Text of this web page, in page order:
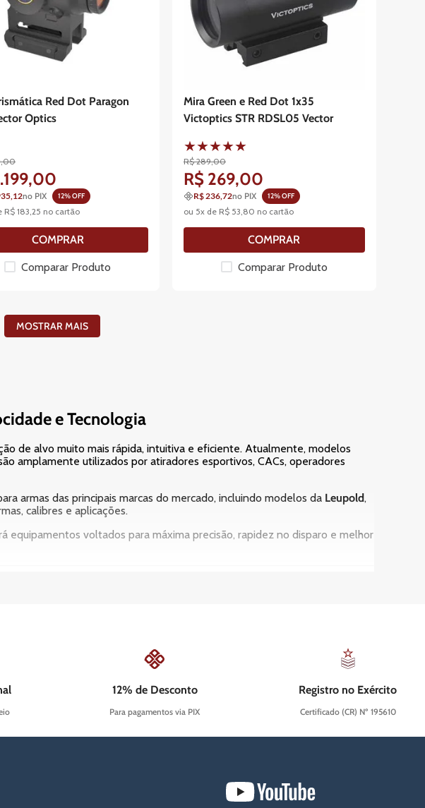
Red Dot Paragon
Optics
,00
.199,00
no PIX 12% OFF
R$ 183,25 no cartão
COMPRAR
Comparar Produto
Mira Green e Red Dot 1x35
Victoptics STR RDSL05 Vector
★★★★★
R$ 289,00
R$ 269,00
R$ 236,72no PIX 12% OFF
ou 5x de R$ 53,80 no cartão
COMPRAR
Comparar Produto
MOSTRAR MAIS
e Tecnologia
de alvo muito mais rápida, intuitiva e eficiente. Atualmente, modelos
amplamente utilizados por atiradores esportivos, CACs, operadores
armas das principais marcas do mercado, incluindo modelos da Leupold,
calibres e aplicações.
equipamentos voltados para máxima precisão, rapidez no disparo e melhor
rápidos e aumentando significativamente a eficiência em curta e
12% de Desconto
Para pagamentos via PIX
Registro no Exército
Certificado (CR) Nº 195610